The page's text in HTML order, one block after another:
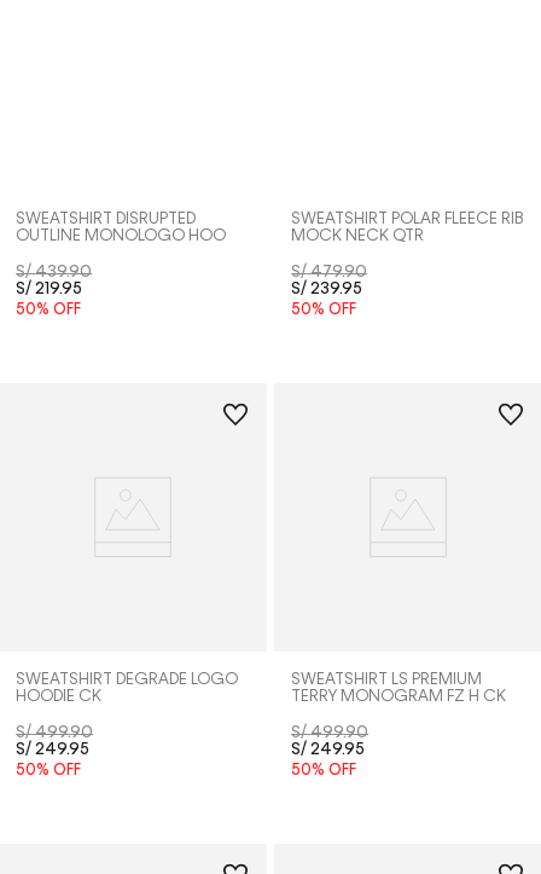
SWEATSHIRT DISRUPTED
OUTLINE MONOLOGO HOO
S/ 439.90
S/ 219.95
50% OFF
SWEATSHIRT POLAR FLEECE RIB
MOCK NECK QTR
S/ 479.90
S/ 239.95
50% OFF
SWEATSHIRT DEGRADE LOGO
HOODIE CK
S/ 499.90
S/ 249.95
50% OFF
SWEATSHIRT LS PREMIUM
TERRY MONOGRAM FZ H CK
S/ 499.90
S/ 249.95
50% OFF